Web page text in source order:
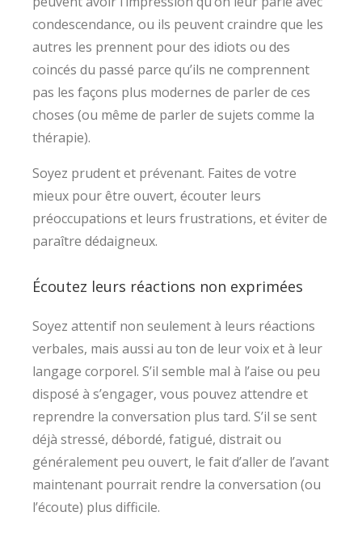
condescendance, ou ils peuvent craindre que les
autres les prennent pour des idiots ou des
coincés du passé parce qu’ils ne comprennent
pas les façons plus modernes de parler de ces
choses (ou même de parler de sujets comme la
thérapie).
Soyez prudent et prévenant. Faites de votre
mieux pour être ouvert, écouter leurs
préoccupations et leurs frustrations, et éviter de
paraître dédaigneux.
Écoutez leurs réactions non exprimées
Soyez attentif non seulement à leurs réactions
verbales, mais aussi au ton de leur voix et à leur
langage corporel. S’il semble mal à l’aise ou peu
disposé à s’engager, vous pouvez attendre et
reprendre la conversation plus tard. S’il se sent
déjà stressé, débordé, fatigué, distrait ou
généralement peu ouvert, le fait d’aller de l’avant
maintenant pourrait rendre la conversation (ou
l’écoute) plus difficile.